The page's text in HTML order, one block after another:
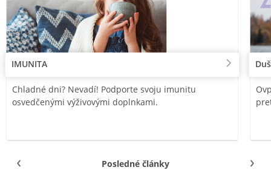
IMUNITA
Chladné dni? Nevadí! Podporte svoju imunitu
osvedčenými výživovými doplnkami.
Posledné články